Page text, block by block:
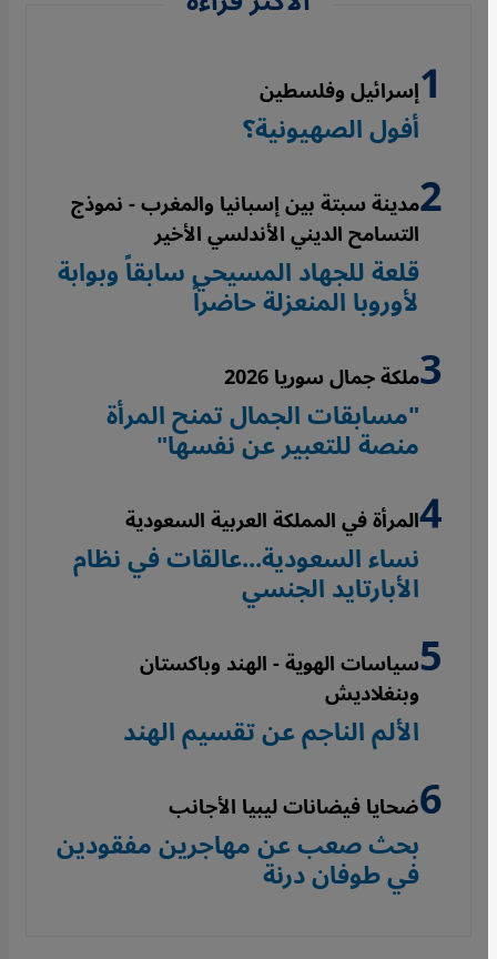
إسرائيل وفلسطين
أفول الصهيونية؟
مدينة سبتة بين إسبانيا والمغرب - نموذج
التسامح الديني الأندلسي الأخير
قلعة للجهاد المسيحي سابقاً وبوابة
لأوروبا المنعزلة حاضراً
ملكة جمال سوريا 2026
"مسابقات الجمال تمنح المرأة
منصة للتعبير عن نفسها"
المرأة في المملكة العربية السعودية
نساء السعودية...عالقات في نظام
الأبارتايد الجنسي
سياسات الهوية - الهند وباكستان
وبنغلاديش
الألم الناجم عن تقسيم الهند
ضحايا فيضانات ليبيا الأجانب
بحث صعب عن مهاجرين مفقودين
في طوفان درنة